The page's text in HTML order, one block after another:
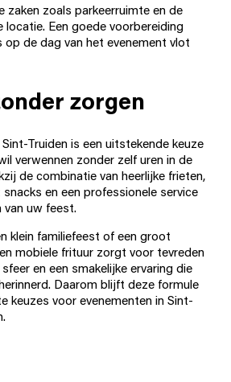
zaken zoals parkeerruimte en de
locatie. Een goede voorbereiding
de dag van het evenement vlot
zorgen
Truiden is een uitstekende keuze
verwennen zonder zelf uren in de
de combinatie van heerlijke frieten,
en een professionele service
van uw feest.
klein familiefeest of een groot
mobiele frituur zorgt voor tevreden
en een smakelijke ervaring die
Daarom blijft deze formule
keuzes voor evenementen in Sint-